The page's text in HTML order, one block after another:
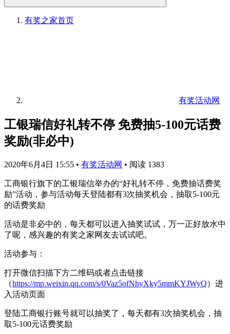
有奖之家首页
有奖活动网
工银瑞信好礼转不停 免费抽5-100元话费
奖励(非必中)
2020年6月4日 15:55 • 有奖活动网 • 阅读 1383
工商银行旗下的工银瑞信举办的“好礼转不停，免费抽话费奖
励”活动，参与活动每天登陆都有3次抽奖机会，抽取5-100元
的话费奖励
活动是非必中的，每天都可以进入抽奖试试，万一正好放水中
了呢，感兴趣的有奖之家网友去试试吧。
活动参与：
打开微信扫描下方二维码或者点击链接
（https://mp.weixin.qq.com/s/0Vaz5ofNhyXky5mmKYJWyQ）进
入活动页面
登陆工商银行账号就可以抽奖了，每天都有3次抽奖机会，抽
取5-100元话费奖励